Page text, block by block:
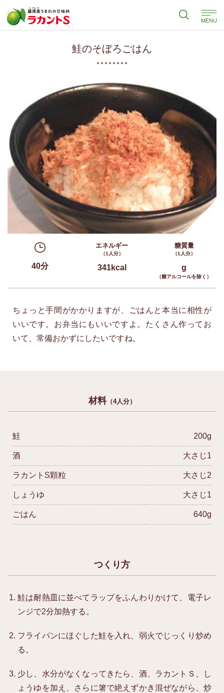
MENU
鮭のそぼろごはん
40分
エネルギー
（1人分）
341kcal
糖質量
（1人分）
g
（糖アルコールを除く）
ちょっと手間がかかりますが、ごはんと本当に相性が
いいです。お弁当にもいいですよ。たくさん作ってお
いて、常備おかずにしたいですね。
材料（4人分）
鮭 200g
酒 大さじ1
ラカントS顆粒 大さじ2
しょうゆ 大さじ1
ごはん 640g
つくり方
鮭は耐熱皿に並べてラップをふんわりかけて、電子レ
ンジで2分加熱する。
フライパンにほぐした鮭を入れ、弱火でじっくり炒め
る。
少し、水分がなくなってきたら、酒、ラカントＳ、し
ょうゆを加え、さらに箸で絶えずかき混ぜながら、炒